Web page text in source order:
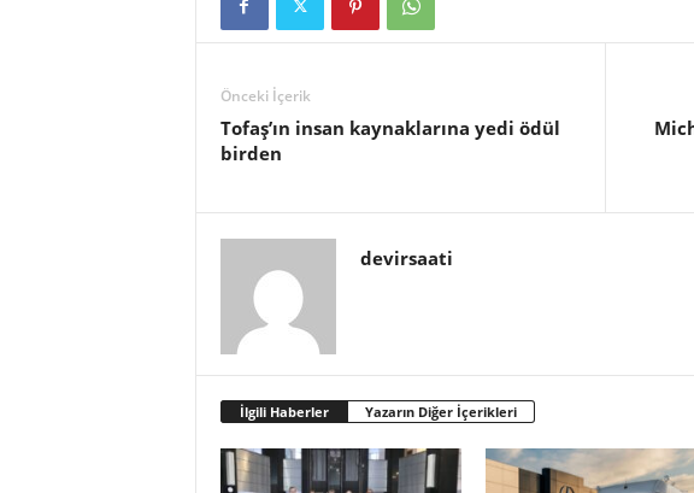
Önceki İçerik
Tofaş’ın insan kaynaklarına yedi ödül
birden
devirsaati
İlgili Haberler Yazarın Diğer İçerikleri